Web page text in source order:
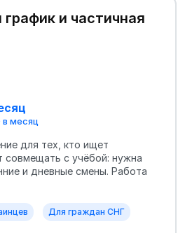
график и частичная
месяц
для тех, кто ищет
совмещать с учёбой: нужна
и дневные смены. Работа
Для граждан СНГ